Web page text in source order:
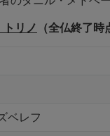
トリノ （全仏終了時
ベレフ